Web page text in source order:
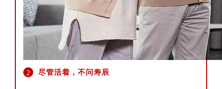
2 尽管活着，不问寿辰